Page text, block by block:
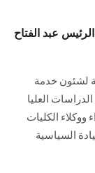
عبد الفتاح
لشئون خدمة
العليا
الكليات
السياسية